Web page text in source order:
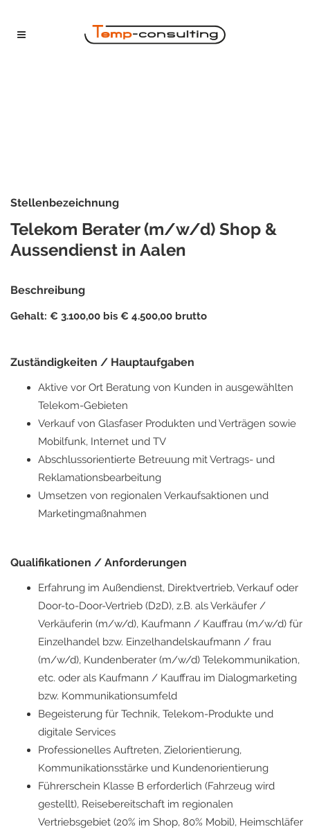
Stellenbezeichnung
Telekom Berater (m/w/d) Shop &
Aussendienst in Aalen
Beschreibung
Gehalt: € 3.100,00 bis € 4.500,00 brutto
Zuständigkeiten / Hauptaufgaben
Aktive vor Ort Beratung von Kunden in ausgewählten
Telekom-Gebieten
Verkauf von Glasfaser Produkten und Verträgen sowie
Mobilfunk, Internet und TV
Abschlussorientierte Betreuung mit Vertrags- und
Reklamationsbearbeitung
Umsetzen von regionalen Verkaufsaktionen und
Marketingmaßnahmen
Qualifikationen / Anforderungen
Erfahrung im Außendienst, Direktvertrieb, Verkauf oder
Door-to-Door-Vertrieb (D2D), z.B. als Verkäufer /
Verkäuferin (m/w/d), Kaufmann / Kauffrau (m/w/d) für
Einzelhandel bzw. Einzelhandelskaufmann / frau
(m/w/d), Kundenberater (m/w/d) Telekommunikation,
etc. oder als Kaufmann / Kauffrau im Dialogmarketing
bzw. Kommunikationsumfeld
Begeisterung für Technik, Telekom-Produkte und
digitale Services
Professionelles Auftreten, Zielorientierung,
Kommunikationsstärke und Kundenorientierung
Führerschein Klasse B erforderlich (Fahrzeug wird
gestellt), Reisebereitschaft im regionalen
Vertriebsgebiet (20% im Shop, 80% Mobil), Heimschläfer